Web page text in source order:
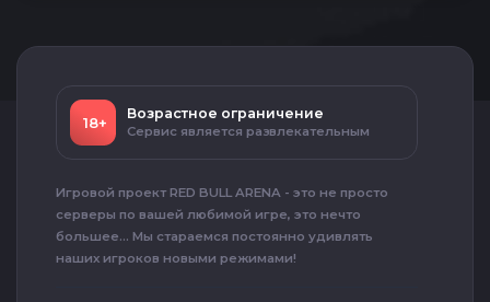
18+
Возрастное ограничение
Сервис является развлекательным
Игровой проект RED BULL ARENA - это не просто
серверы по вашей любимой игре, это нечто
большее... Мы стараемся постоянно удивлять
наших игроков новыми режимами!